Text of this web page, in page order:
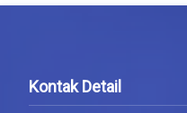
Kontak Detail